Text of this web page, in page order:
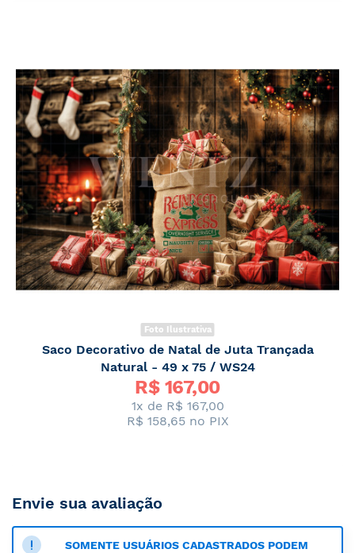
Foto Ilustrativa
Saco Decorativo de Natal de Juta Trançada
Natural - 49 x 75 / WS24
R$ 167,00
1x de R$ 167,00
R$ 158,65no PIX
Envie sua avaliação
SOMENTE USUÁRIOS CADASTRADOS PODEM